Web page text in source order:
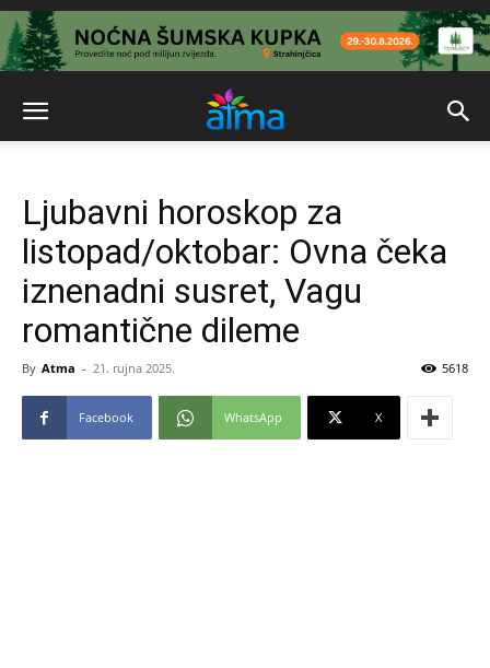
Ljubavni horoskop za
listopad/oktobar: Ovna čeka
iznenadni susret, Vagu
romantične dileme
By Atma - 21. rujna 2025. 5618
Facebook WhatsApp X